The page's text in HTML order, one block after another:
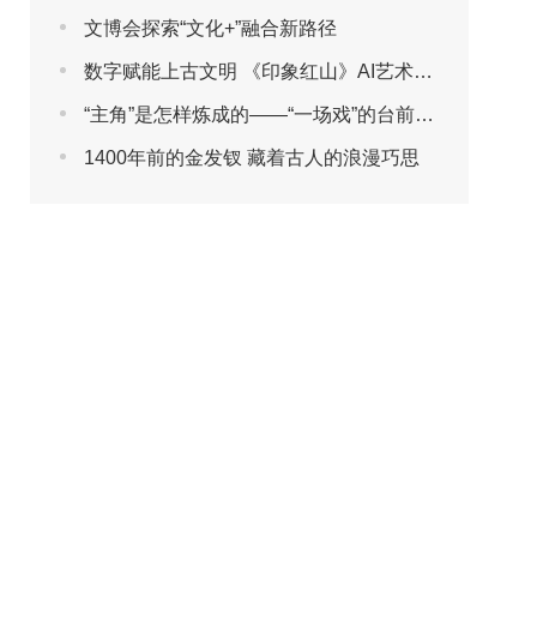
文博会探索“文化+”融合新路径
数字赋能上古文明 《印象红山》AI艺术展将亮相第三届包头艺博会
“主角”是怎样炼成的——“一场戏”的台前幕后
1400年前的金发钗 藏着古人的浪漫巧思